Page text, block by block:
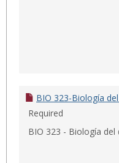
BIO 323-Biología
Required
BIO 323 - Biología del